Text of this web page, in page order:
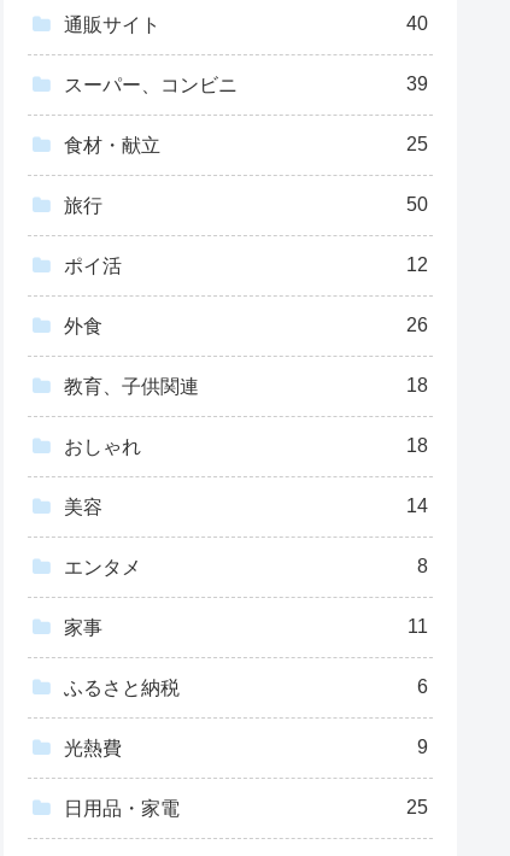
通販サイト 40
スーパー、コンビニ 39
食材・献立 25
旅行 50
ポイ活 12
外食 26
教育、子供関連 18
おしゃれ 18
美容 14
エンタメ 8
家事 11
ふるさと納税 6
光熱費 9
日用品・家電 25